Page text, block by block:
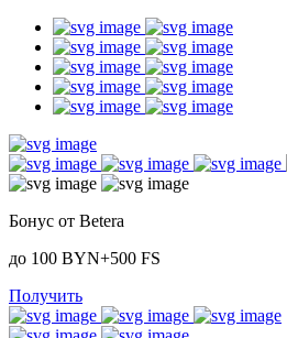
Бонус от Betera
до 100 BYN+500 FS
Получить